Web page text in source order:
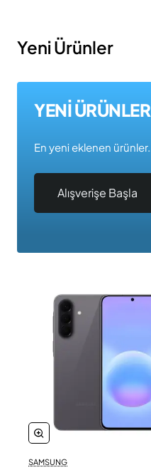
Yeni Ürünler
YENİ ÜRÜNLER
En yeni eklenen ürünler...
Alışverişe Başla
SAMSUNG